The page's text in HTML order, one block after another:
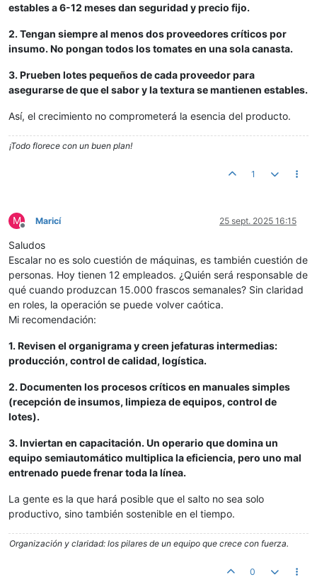
estables a 6-12 meses dan seguridad y precio fijo.
2. Tengan siempre al menos dos proveedores críticos por
insumo. No pongan todos los tomates en una sola canasta.
3. Prueben lotes pequeños de cada proveedor para
asegurarse de que el sabor y la textura se mantienen estables.
Así, el crecimiento no comprometerá la esencia del producto.
¡Todo florece con un buen plan!
1
M
Desconectado
Maricí 25 sept. 2025 16:15
Saludos
Escalar no es solo cuestión de máquinas, es también cuestión de
personas. Hoy tienen 12 empleados. ¿Quién será responsable de
qué cuando produzcan 15.000 frascos semanales? Sin claridad
en roles, la operación se puede volver caótica.
Mi recomendación:
1. Revisen el organigrama y creen jefaturas intermedias:
producción, control de calidad, logística.
2. Documenten los procesos críticos en manuales simples
(recepción de insumos, limpieza de equipos, control de
lotes).
3. Inviertan en capacitación. Un operario que domina un
equipo semiautomático multiplica la eficiencia, pero uno mal
entrenado puede frenar toda la línea.
La gente es la que hará posible que el salto no sea solo
productivo, sino también sostenible en el tiempo.
Organización y claridad: los pilares de un equipo que crece con fuerza.
0